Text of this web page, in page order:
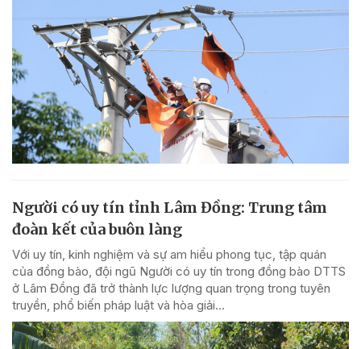
Người có uy tín tỉnh Lâm Đồng: Trung tâm
đoàn kết của buôn làng
Với uy tín, kinh nghiệm và sự am hiểu phong tục, tập quán
của đồng bào, đội ngũ Người có uy tín trong đồng bào DTTS
ở Lâm Đồng đã trở thành lực lượng quan trọng trong tuyên
truyền, phổ biến pháp luật và hòa giải...